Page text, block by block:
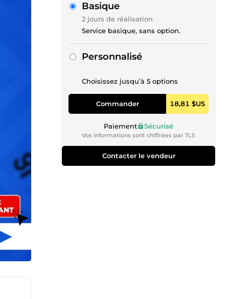
Basique
2 jours de réalisation
Service basique, sans option.
Personnalisé
Choisissez jusqu’à 5 options
Commander 18,81 $US
Paiement Sécurisé
Vos informations sont chiffrées par TLS
Contacter le vendeur